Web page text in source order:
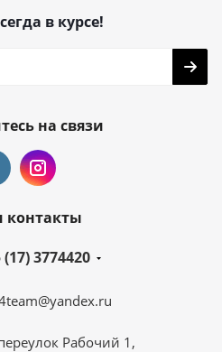
в курсе!
на связи
(17) 3774420
Рабочий 1,